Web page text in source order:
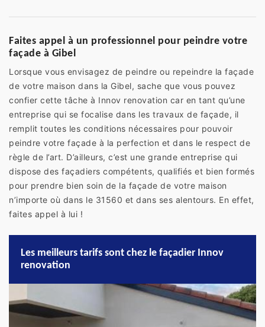
Faites appel à un professionnel pour peindre votre
façade à Gibel
Lorsque vous envisagez de peindre ou repeindre la façade
de votre maison dans la Gibel, sache que vous pouvez
confier cette tâche à Innov renovation car en tant qu’une
entreprise qui se focalise dans les travaux de façade, il
remplit toutes les conditions nécessaires pour pouvoir
peindre votre façade à la perfection et dans le respect de
règle de l’art. D’ailleurs, c’est une grande entreprise qui
dispose des façadiers compétents, qualifiés et bien formés
pour prendre bien soin de la façade de votre maison
n’importe où dans le 31560 et dans ses alentours. En effet,
faites appel à lui !
Les meilleurs tarifs sont chez le façadier Innov
renovation